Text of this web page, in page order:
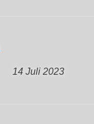
14 Juli 2023